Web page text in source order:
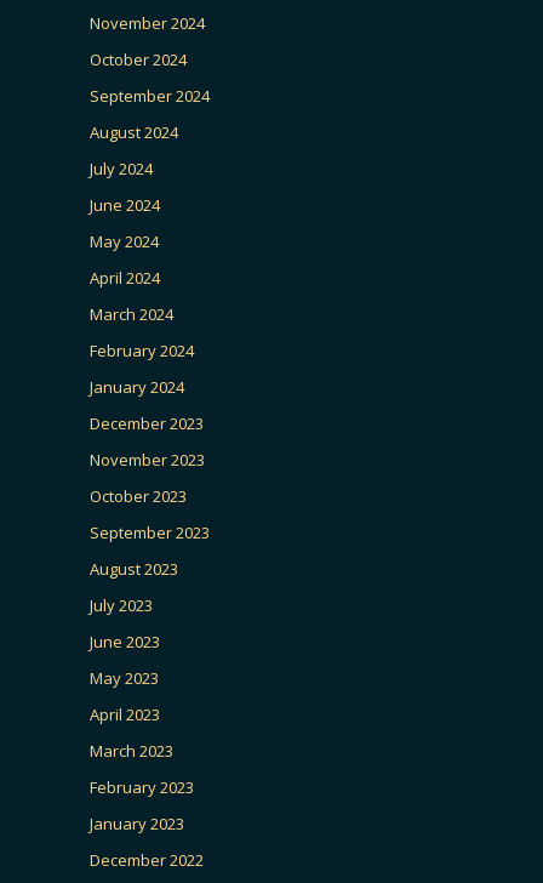
November 2024
October 2024
September 2024
August 2024
July 2024
June 2024
May 2024
April 2024
March 2024
February 2024
January 2024
December 2023
November 2023
October 2023
September 2023
August 2023
July 2023
June 2023
May 2023
April 2023
March 2023
February 2023
January 2023
December 2022